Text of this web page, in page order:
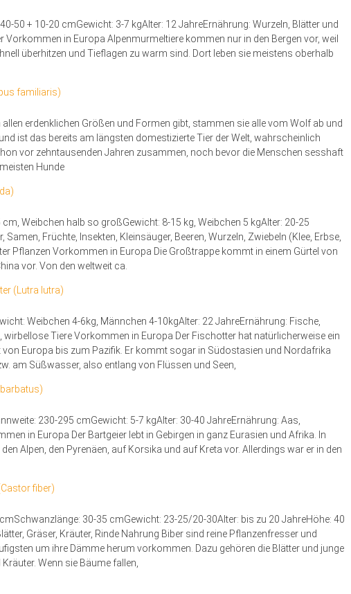
50 + 10-20 cmGewicht: 3-7 kgAlter: 12 JahreErnährung: Wurzeln, Blätter und
Vorkommen in Europa Alpenmurmeltiere kommen nur in den Bergen vor, weil
überhitzen und Tieflagen zu warm sind. Dort leben sie meistens oberhalb
familiaris)
erdenklichen Größen und Formen gibt, stammen sie alle vom Wolf ab und
ist das bereits am längsten domestizierte Tier der Welt, wahrscheinlich
vor zehntausenden Jahren zusammen, noch bevor die Menschen sesshaft
Hunde
Weibchen halb so großGewicht: 8-15 kg, Weibchen 5 kgAlter: 20-25
Früchte, Insekten, Kleinsäuger, Beeren, Wurzeln, Zwiebeln (Klee, Erbse,
Pflanzen Vorkommen in Europa Die Großtrappe kommt in einem Gürtel von
vor. Von den weltweit ca.
(Lutra lutra)
Weibchen 4-6kg, Männchen 4-10kgAlter: 22 JahreErnährung: Fische,
wirbellose Tiere Vorkommen in Europa Der Fischotter hat natürlicherweise ein
Europa bis zum Pazifik. Er kommt sogar in Südostasien und Nordafrika
am Süßwasser, also entlang von Flüssen und Seen,
230-295 cmGewicht: 5-7 kgAlter: 30-40 JahreErnährung: Aas,
in Europa Der Bartgeier lebt in Gebirgen in ganz Eurasien und Afrika. In
Alpen, den Pyrenäen, auf Korsika und auf Kreta vor. Allerdings war er in den
fiber)
30-35 cmGewicht: 23-25/20-30Alter: bis zu 20 JahreHöhe: 40
Gräser, Kräuter, Rinde Nahrung Biber sind reine Pflanzenfresser und
um ihre Dämme herum vorkommen. Dazu gehören die Blätter und junge
Wenn sie Bäume fallen,